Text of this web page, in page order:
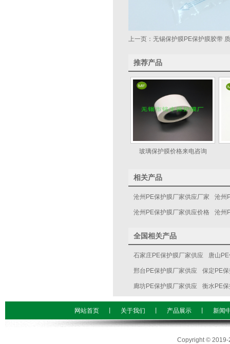
上一页： 无锡保护膜PE保护膜胶带
推荐产品
玻璃保护膜价格来电咨询
相关产品
沧州PE保护膜厂家供应厂家 沧州
沧州PE保护膜厂家供应价格 沧州
全国相关产品
石家庄PE保护膜厂家供应 唐山
邢台PE保护膜厂家供应 保定PE
廊坊PE保护膜厂家供应 衡水PE
网站首页 关于我们 产品展示 新闻
Copyright © 2019-